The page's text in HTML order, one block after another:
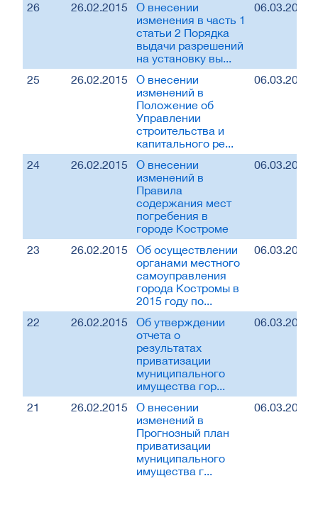
26 26.02.2015
О внесении
изменения в часть 1
статьи 2 Порядка
выдачи разрешений
на установку вы...
06.03.2015
25 26.02.2015
О внесении
изменений в
Положение об
Управлении
строительства и
капитального ре...
06.03.2015
24 26.02.2015
О внесении
изменений в
Правила
содержания мест
погребения в
городе Костроме
06.03.2015
23 26.02.2015
Об осуществлении
органами местного
самоуправления
города Костромы в
2015 году по...
06.03.2015
22 26.02.2015
Об утверждении
отчета о
результатах
приватизации
муниципального
имущества гор...
06.03.2015
21 26.02.2015
О внесении
изменений в
Прогнозный план
приватизации
муниципального
имущества г...
06.03.2015